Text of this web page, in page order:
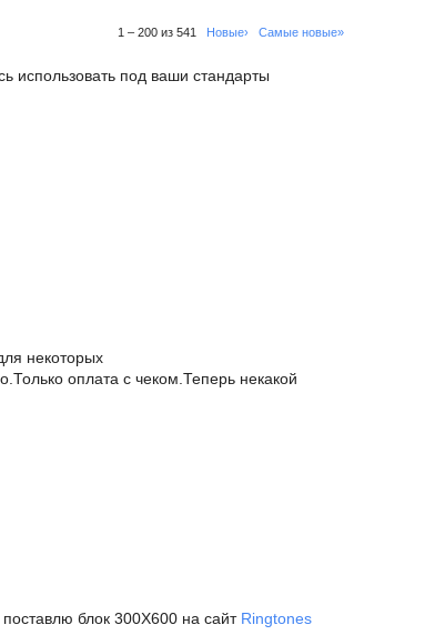
1 – 200 из 541 Новые› Самые новые»
использовать под ваши стандарты
некоторых
оплата с чеком.Теперь некакой
блок 300Х600 на сайт Ringtones